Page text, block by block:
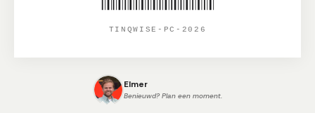
TINQWISE-PC-2026
Elmer
Benieuwd? Plan een moment.